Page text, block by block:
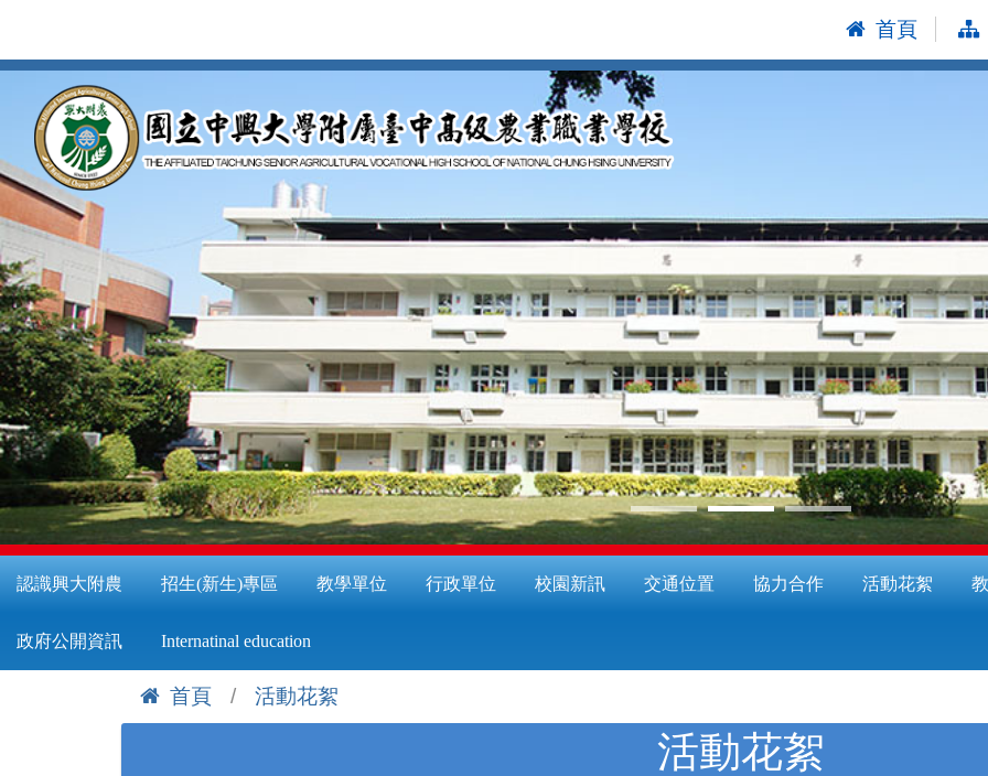
到
內
容
區
首頁
認識興大附農 招生(新生)專區 教學單位 行政單位 校園新訊 交通位置 協力合作 活動花絮
政府公開資訊 Internatinal education
首頁
活動花絮
活動花絮